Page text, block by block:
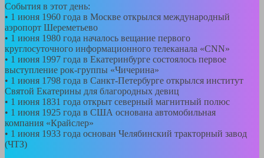
События в этот день:
• 1 июня 1960 года в Москве открылся международный
аэропорт Шереметьево
• 1 июня 1980 года началось вещание первого
круглосуточного информационного телеканала «CNN»
• 1 июня 1997 года в Екатеринбурге состоялось первое
выступление рок-группы «Чичерина»
• 1 июня 1798 года в Санкт-Петербурге открылся институт
Святой Екатерины для благородных девиц
• 1 июня 1831 года открыт северный магнитный полюс
• 1 июня 1925 года в США основана автомобильная
компания «Крайслер»
• 1 июня 1933 года основан Челябинский тракторный завод
(ЧТЗ)